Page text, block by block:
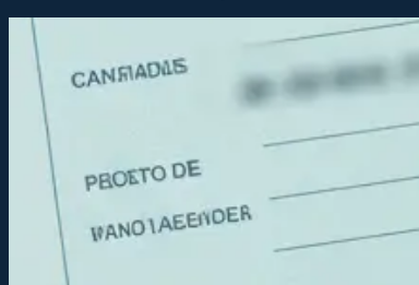
EJEMPLOS REALES
Calcula cuánto pagarás por tu coche
Te mostramos casos reales con el desglose completo de
SEAT Ibiza 2017 por 7.500€ en Madrid
Valor fiscal: 2.850€. ITP Madrid 4%: 114€. Tasa DGT:
Audi Q5 2020 por 28.000€ en Barcelona